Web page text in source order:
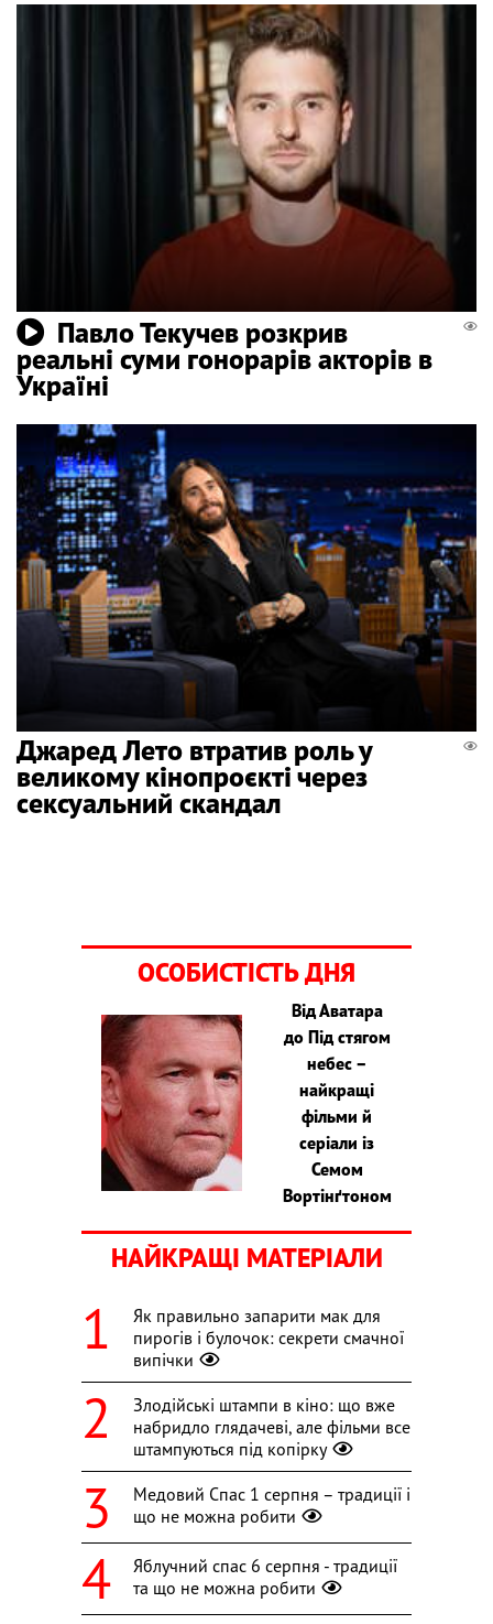
Павло Текучев розкрив
реальні суми гонорарів акторів в
Україні
Джаред Лето втратив роль у
великому кінопроєкті через
сексуальний скандал
ОСОБИСТІСТЬ ДНЯ
Від Аватара
до Під стягом
небес –
найкращі
фільми й
серіали із
Семом
Вортінґтоном
НАЙКРАЩІ МАТЕРІАЛИ
Як правильно запарити мак для
пирогів і булочок: секрети смачної
випічки
Злодійські штампи в кіно: що вже
набридло глядачеві, але фільми все
штампуються під копірку
Медовий Спас 1 серпня – традиції і
що не можна робити
Яблучний спас 6 серпня - традиції
та що не можна робити